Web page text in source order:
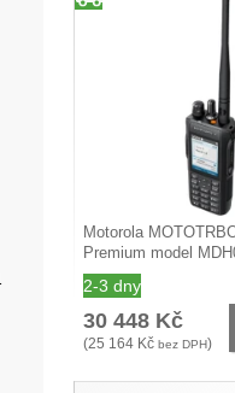
Motorola
Premium model
typ…
2-3 dny
30 448 Kč
(25 164 Kč bez DPH)